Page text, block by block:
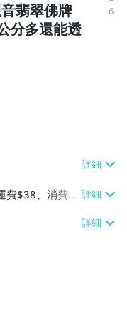
翡翠佛牌
分多還能透
6
費$38、消費滿
付款【單件運
】、宅配/貨運
免運
、消費滿$2